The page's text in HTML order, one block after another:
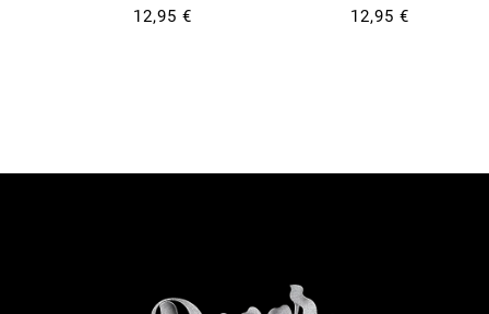
12,95 € 12,95 €